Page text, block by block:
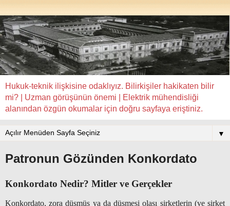
Hukuk-teknik ilişkisine odaklıyız. Bilirkişiler hakikaten bilir
mi? | Uzman görüşünün önemi | Elektrik mühendisliği
alanından özgün okumalar için doğru sayfaya eriştiniz.
▼
Patronun Gözünden Konkordato
Konkordato Nedir? Mitler ve Gerçekler
Konkordato, zora düşmüş ya da düşmesi olası şirketlerin (ve şirket